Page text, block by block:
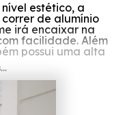
estético, a
de alumínio
irá encaixar na
facilidade. Além
possui uma alta
de garantir um
do produto.
sobre